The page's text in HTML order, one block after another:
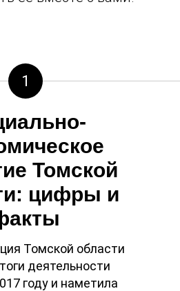
1
Томской
цифры и
Томской области
деятельности
году и наметила